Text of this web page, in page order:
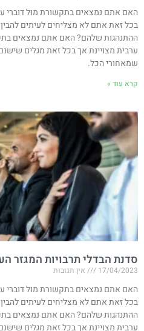
האם אתם נמצאים בתקשורת מול דוברי
בכל זאת אתם לא מצליחים לעיתים
ההתנהגות שלהם? האם אתם נמצאים
ערבית מצויינת אך בכל זאת מגלים
שמאחורי הכל.
קרא עוד »
סדנת הבדלי תרבויות המגזר
17/04/2023 אין תגובות
האם אתם נמצאים בתקשורת מול דוברי
בכל זאת אתם לא מצליחים לעיתים
ההתנהגות שלהם? האם אתם נמצאים
ערבית מצויינת אך בכל זאת מגלים